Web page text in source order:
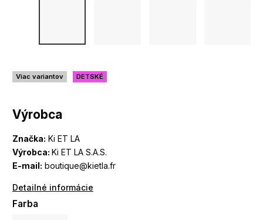
Výrobca
Značka: Ki ET LA
Výrobca: Ki ET LA S.A.S.
E-mail: boutique@kietla.fr
Detailné informácie
Viac variantov DETSKÉ
Farba